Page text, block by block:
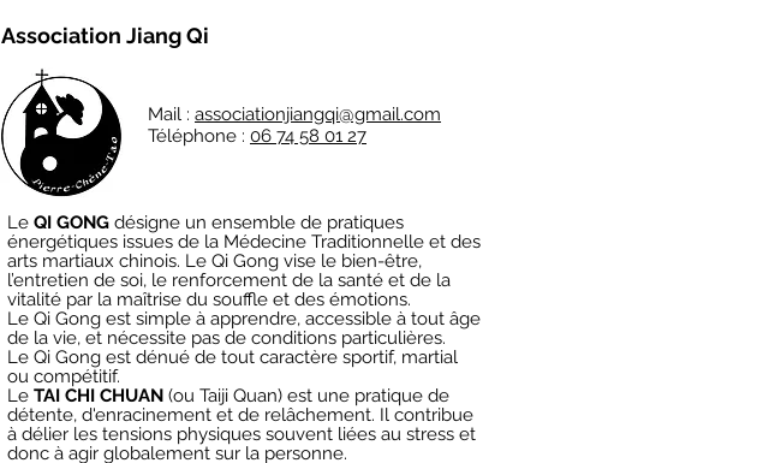
Association Jiang Qi
Mail : associationjiangqi@gmail.com
Téléphone : 06 74 58 01 27
Le QI GONG désigne un ensemble de pratiques
énergétiques issues de la Médecine Traditionnelle et des
arts martiaux chinois. Le Qi Gong vise le bien-être,
l’entretien de soi, le renforcement de la santé et de la
vitalité par la maîtrise du souffle et des émotions.
Le Qi Gong est simple à apprendre, accessible à tout âge
de la vie, et nécessite pas de conditions particulières.
Le Qi Gong est dénué de tout caractère sportif, martial
ou compétitif.
Le TAI CHI CHUAN (ou Taiji Quan) est une pratique de
détente, d'enracinement et de relâchement. Il contribue
à délier les tensions physiques souvent liées au stress et
donc à agir globalement sur la personne.